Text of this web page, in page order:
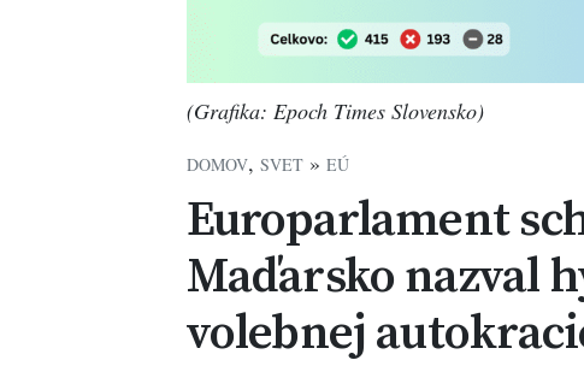
(Grafika: Epoch Times Slovensko)
DOMOV, SVET» EÚ
Europarlament
Maďarsko nazval
volebnej